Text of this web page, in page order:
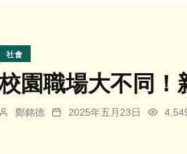
社會
園職場大不同！
鄭銘德 2025年五月23日